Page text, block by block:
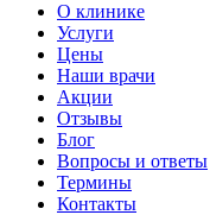
О клинике
Услуги
Цены
Наши врачи
Акции
Отзывы
Блог
Вопросы и ответы
Термины
Контакты